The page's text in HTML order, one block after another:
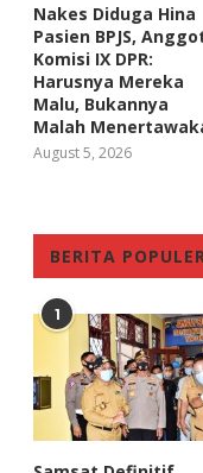
Nakes Diduga Hina
Pasien BPJS,
Komisi IX DPR:
Harusnya Mereka
Malu, Bukannya
Malah
August 5, 2026
BERITA
1